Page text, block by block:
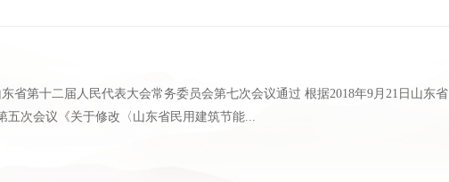
省第十二届人民代表大会常务委员会第七次会议通过 根据2018年9月21日山东省
五次会议《关于修改〈山东省民用建筑节能...